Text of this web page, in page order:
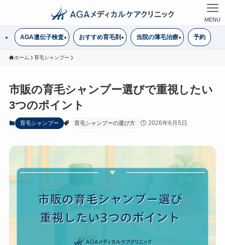
MENU
AGA遺伝子検査 おすすめ育毛剤 当院の薄毛治療 予約
ホーム 育毛シャンプー
市販の育毛シャンプー選びで重視したい
3つのポイント
育毛シャンプー 育毛シャンプーの選び方 2026年6月5日